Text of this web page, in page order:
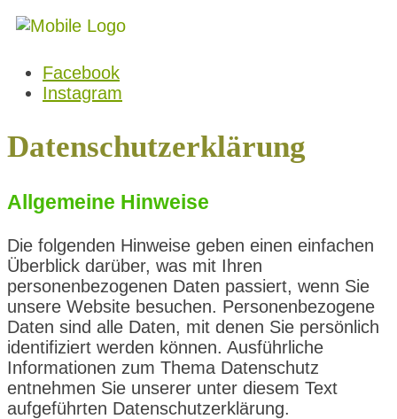
Facebook
Instagram
Datenschutzerklärung
Allgemeine Hinweise
Die folgenden Hinweise geben einen einfachen
Überblick darüber, was mit Ihren
personenbezogenen Daten passiert, wenn Sie
unsere Website besuchen. Personenbezogene
Daten sind alle Daten, mit denen Sie persönlich
identifiziert werden können. Ausführliche
Informationen zum Thema Datenschutz
entnehmen Sie unserer unter diesem Text
aufgeführten Datenschutzerklärung.